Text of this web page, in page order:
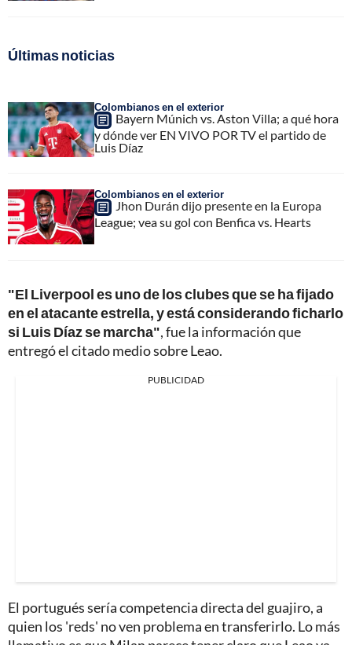
Últimas noticias
Colombianos en el exterior
Bayern Múnich vs. Aston Villa; a qué hora
y dónde ver EN VIVO POR TV el partido de
Luis Díaz
Colombianos en el exterior
Jhon Durán dijo presente en la Europa
League; vea su gol con Benfica vs. Hearts
"El Liverpool es uno de los clubes que se ha fijado
en el atacante estrella, y está considerando ficharlo
si Luis Díaz se marcha", fue la información que
entregó el citado medio sobre Leao.
PUBLICIDAD
El portugués sería competencia directa del guajiro, a
quien los 'reds' no ven problema en transferirlo. Lo más